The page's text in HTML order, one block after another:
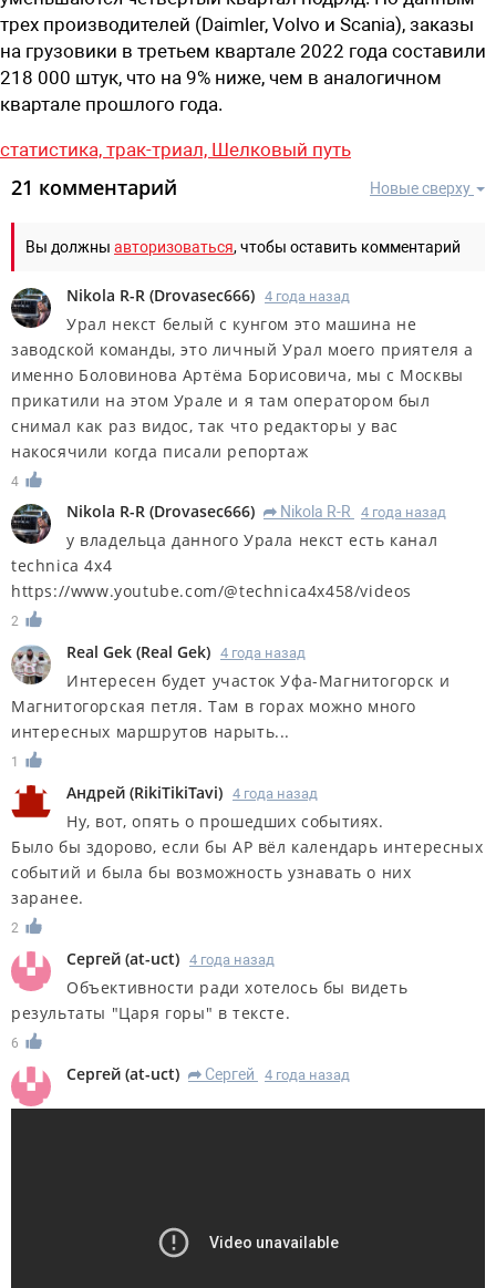
трех производителей (Daimler, Volvo и Scania), заказы
на грузовики в третьем квартале 2022 года составили
218 000 штук, что на 9% ниже, чем в аналогичном
квартале прошлого года.
статистика, трак-триал, Шелковый путь
Новые сверху
21 комментарий
Вы должны авторизоваться, чтобы оставить комментарий
Nikola R-R (Drovasec666) 4 года назад
Урал некст белый с кунгом это машина не
заводской команды, это личный Урал моего приятеля а
именно Боловинова Артёма Борисовича, мы с Москвы
прикатили на этом Урале и я там оператором был
снимал как раз видос, так что редакторы у вас
накосячили когда писали репортаж
4
Nikola R-R (Drovasec666) R Nikola R-R 4 года назад
у владельца данного Урала некст есть канал
technica 4x4
https://www.youtube.com/@technica4x458/videos
2
Real Gek (Real Gek) 4 года назад
Интересен будет участок Уфа-Магнитогорск и
Магнитогорская петля. Там в горах можно много
интересных маршрутов нарыть...
1
Андрей (RikiTikiTavi) 4 года назад
Ну, вот, опять о прошедших событиях.
Было бы здорово, если бы АР вёл календарь интересных
событий и была бы возможность узнавать о них
заранее.
2
Сергей (at-uct) 4 года назад
Объективности ради хотелось бы видеть
результаты "Царя горы" в тексте.
6
Сергей (at-uct) R Сергей 4 года назад